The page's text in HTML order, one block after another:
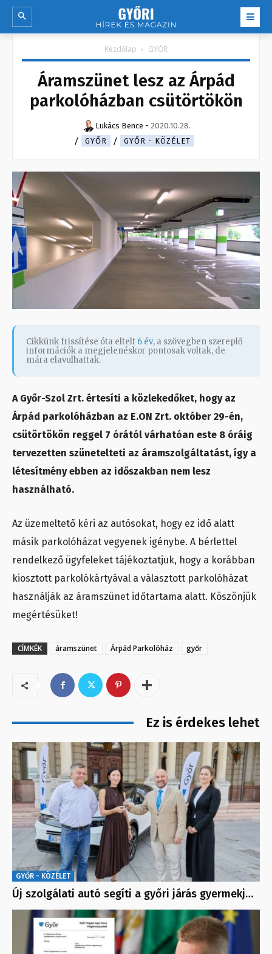
Kezdőlap GYŐR
Áramszünet lesz az Árpád
parkolóházban csütörtökön
Lukács Bence - 2020.10.28.
GYŐR
GYŐR - KÖZÉLET
Cikkünk frissítése óta eltelt 6 év, a szövegben szereplő
információk a megjelenéskor pontosak voltak, de
mára elavulhattak.
A Győr-Szol Zrt. értesíti a közlekedőket, hogy az
Árpád parkolóházban az E.ON Zrt. október 29-én,
csütörtökön reggel 7 órától várhatóan este 8 óráig
tervezetten szünetelteti az áramszolgáltatást, így a
létesítmény ebben az időszakban nem lesz
használható.
Az üzemeltető kéri az autósokat, hogy ez idő alatt
másik parkolóházat vegyenek igénybe. A bérlettel
rendelkező ügyfeleket tájékoztatjuk, hogy a korábban
kiosztott parkolókártyával a választott parkolóházat
használják az áramszünet időtartama alatt. Köszönjük
megértésüket!
CÍMKÉK áramszünet Árpád Parkolóház győr
Ez is érdekes lehet
GYŐR - KÖZÉLET
Új szolgálati autó segíti a győri járás gyermekj…